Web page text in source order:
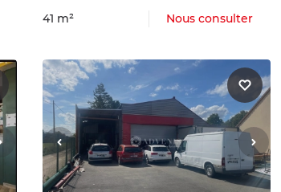
41 m² Nous consulter